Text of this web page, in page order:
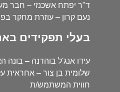
ד"ר יפתח אשכנזי – חבר
נעם קרון – עוזרת מחקר
בעלי תפקידים
עידו אנג'ל בוהדנה – בונה
שלומית בן צור – אחראית
חווית המשתמש/ת